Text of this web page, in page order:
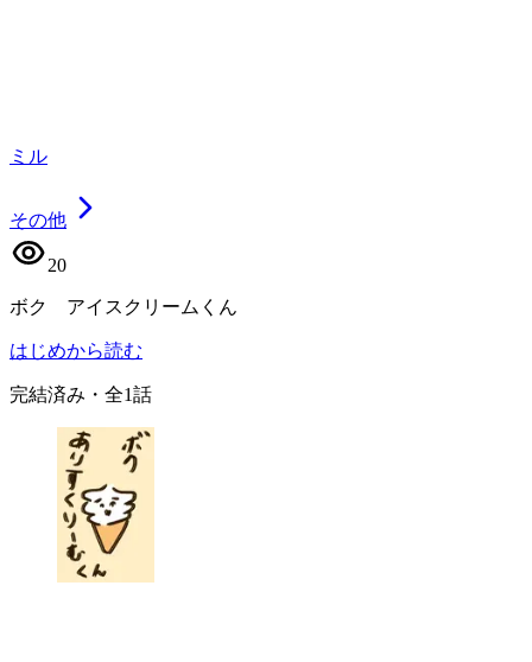
ミル
その他
20
ボク アイスクリームくん
はじめから読む
完結済み ・全1話